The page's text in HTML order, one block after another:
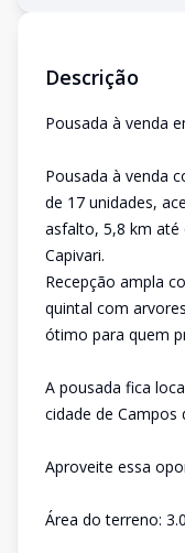
Descrição
Pousada à venda
Pousada à venda
de 17 unidades,
asfalto, 5,8 km até
Capivari.
Recepção ampla
quintal com
ótimo para quem
A pousada fica
cidade de Campos
Aproveite essa
Área do terreno: